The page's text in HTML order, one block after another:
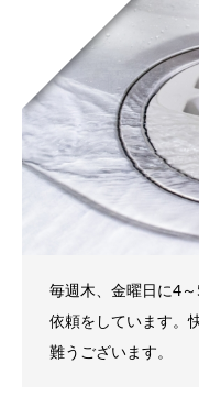
毎週木、金曜日に4
依頼をしています。
難うございます。